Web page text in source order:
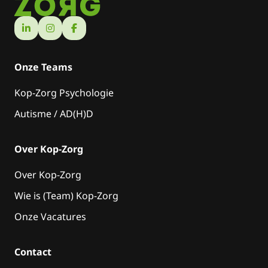
Onze Teams
Kop-Zorg Psychologie
Autisme / AD(H)D
Over Kop-Zorg
Over Kop-Zorg
Wie is (Team) Kop-Zorg
Onze Vacatures
Contact